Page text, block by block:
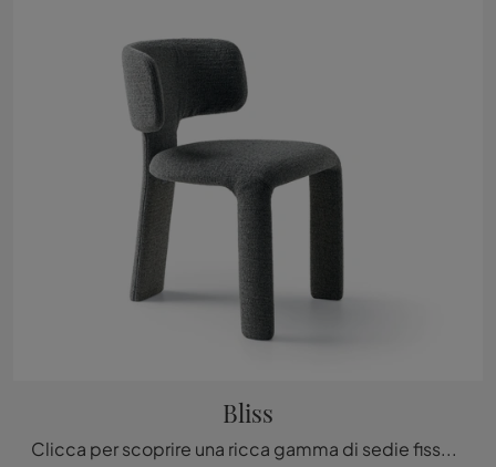
Bliss
Clicca per scoprire una ricca gamma di sedie fisse per stanze design: il modello Bliss di Ditre Italia ti sta aspettando!